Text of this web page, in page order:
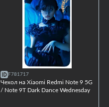
F781717
Чехол на Xiaomi Redmi Note 9 5G
/ Note 9T Dark Dance Wednesday